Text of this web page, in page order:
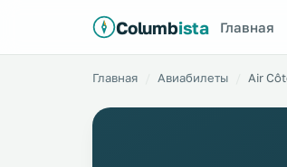
Columbista Главная
Главная Авиабилеты Air